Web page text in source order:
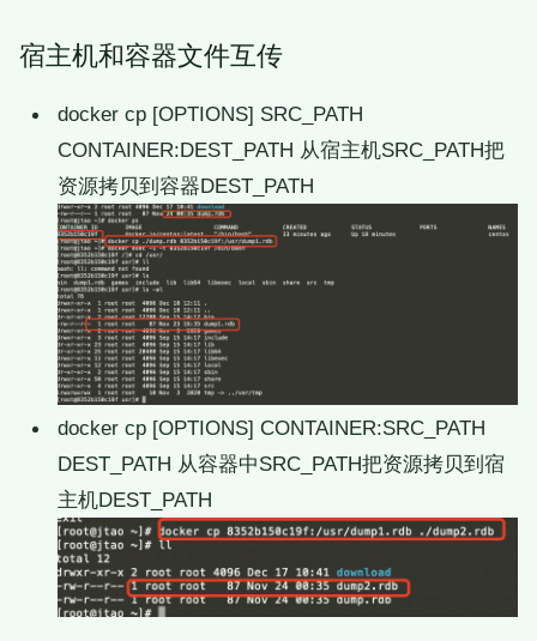
宿主机和容器文件互传
docker cp [OPTIONS] SRC_PATH
CONTAINER:DEST_PATH 从宿主机SRC_PATH把
资源拷贝到容器DEST_PATH
docker cp [OPTIONS] CONTAINER:SRC_PATH
DEST_PATH 从容器中SRC_PATH把资源拷贝到宿
主机DEST_PATH